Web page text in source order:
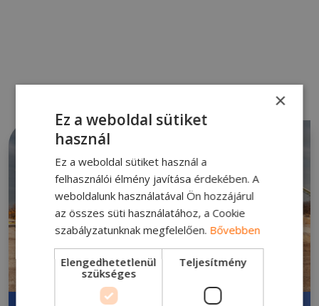
×
Ez a weboldal sütiket
használ
Ez a weboldal sütiket használ a
felhasználói élmény javítása érdekében. A
weboldalunk használatával Ön hozzájárul
az összes süti használatához, a Cookie
szabályzatunknak megfelelően. Bővebben
Elengedhetetlenül
szükséges
Teljesítmény